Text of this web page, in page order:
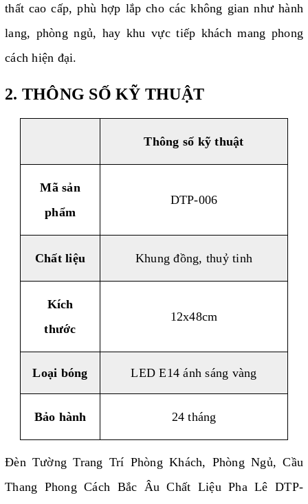
thất cao cấp, phù hợp lắp cho các không gian như hành
lang, phòng ngủ, hay khu vực tiếp khách mang phong
cách hiện đại.
2. THÔNG SỐ KỸ THUẬT
Thông số kỹ thuật
Mã sản
phẩm
DTP-006
Chất liệu Khung đồng, thuỷ tinh
Kích
thước
12x48cm
Loại bóng LED E14 ánh sáng vàng
Bảo hành 24 tháng
Đèn Tường Trang Trí Phòng Khách, Phòng Ngủ, Cầu
Thang Phong Cách Bắc Âu Chất Liệu Pha Lê DTP-